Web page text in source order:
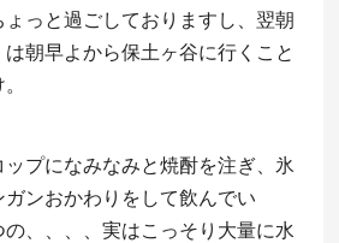
っと過ごしておりますし、翌朝
は朝早よから保土ヶ谷に行くこと
プになみなみと焼酎を注ぎ、氷
ンおかわりをして飲んでい
、、、、実はこっそり大量に水